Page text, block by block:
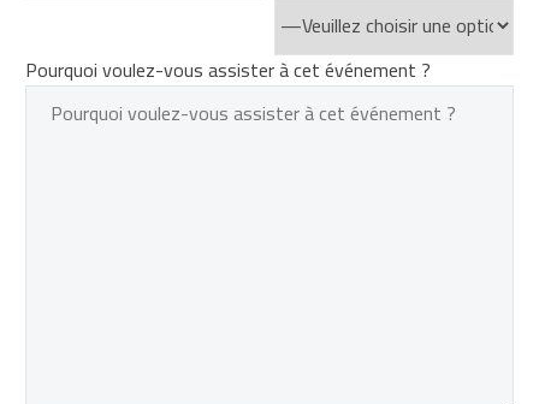
Pourquoi voulez-vous assister à cet événement ?